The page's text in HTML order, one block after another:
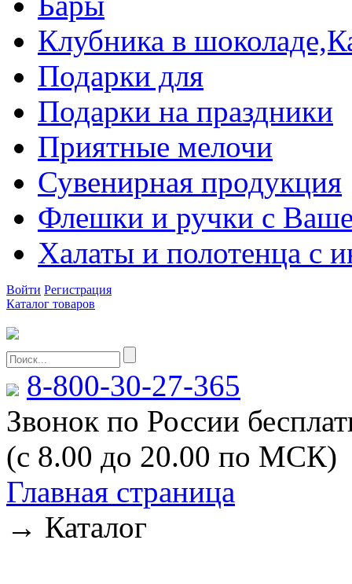
Клубника в
Подарки для
Подарки на праздники
Приятные мелочи
Сувенирная продукция
Флешки и ручки с
Халаты и полотенца с
Войти Регистрация
Каталог товаров
8-800-30-27-365
Звонок по России
(с 8.00 до 20.00 по МСК)
Главная страница
→ Каталог